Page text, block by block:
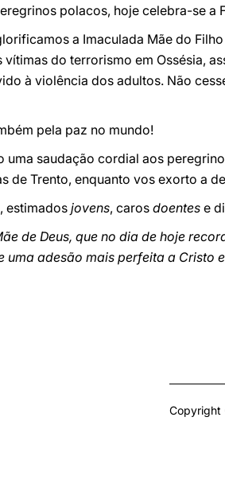
polacos, hoje celebra-se a
a Imaculada Mãe do
vítimas do terrorismo em Ossésia,
à violência dos adultos. Não
pela paz no mundo!
uma saudação cordial aos
de Trento, enquanto vos exorto a
estimados jovens, caros doentes e
de Deus, que no dia de hoje
uma adesão mais perfeita a Cristo
Copyright